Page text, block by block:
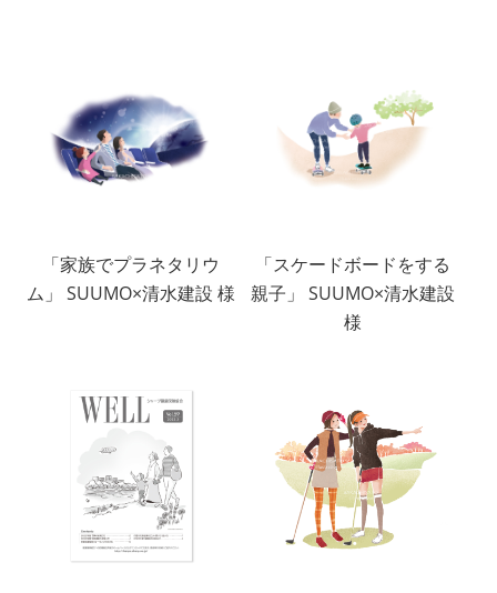
「家族でプラネタリウ
ム」 SUUMO×清水建設 様
「スケードボードをする
親子」 SUUMO×清水建設
様